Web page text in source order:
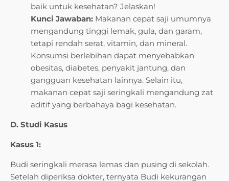
baik untuk kesehatan? Jelaskan!
Kunci Jawaban: Makanan cepat saji umumnya
mengandung tinggi lemak, gula, dan garam,
tetapi rendah serat, vitamin, dan mineral.
Konsumsi berlebihan dapat menyebabkan
obesitas, diabetes, penyakit jantung, dan
gangguan kesehatan lainnya. Selain itu,
makanan cepat saji seringkali mengandung zat
aditif yang berbahaya bagi kesehatan.
D. Studi Kasus
Kasus 1:
Budi seringkali merasa lemas dan pusing di sekolah.
Setelah diperiksa dokter, ternyata Budi kekurangan